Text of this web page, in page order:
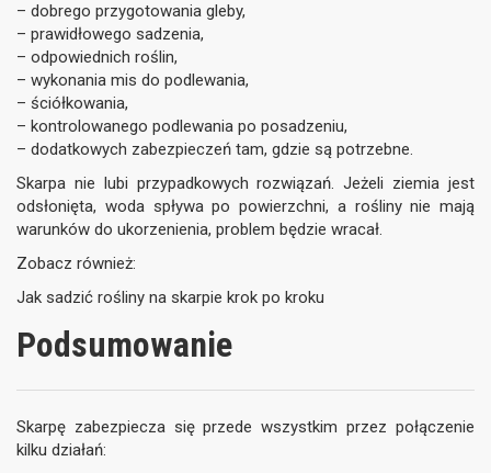
– dobrego przygotowania gleby,
– prawidłowego sadzenia,
– odpowiednich roślin,
– wykonania mis do podlewania,
– ściółkowania,
– kontrolowanego podlewania po posadzeniu,
– dodatkowych zabezpieczeń tam, gdzie są potrzebne.
Skarpa nie lubi przypadkowych rozwiązań. Jeżeli ziemia jest
odsłonięta, woda spływa po powierzchni, a rośliny nie mają
warunków do ukorzenienia, problem będzie wracał.
Zobacz również:
Jak sadzić rośliny na skarpie krok po kroku
Podsumowanie
Skarpę zabezpiecza się przede wszystkim przez połączenie
kilku działań: